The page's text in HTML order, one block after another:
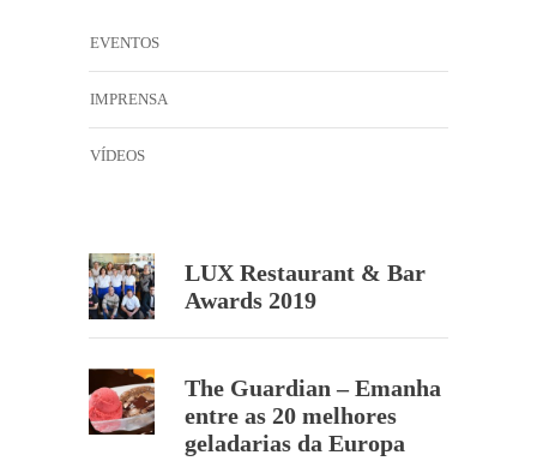
EVENTOS
IMPRENSA
VÍDEOS
LUX Restaurant & Bar
Awards 2019
The Guardian – Emanha
entre as 20 melhores
geladarias da Europa